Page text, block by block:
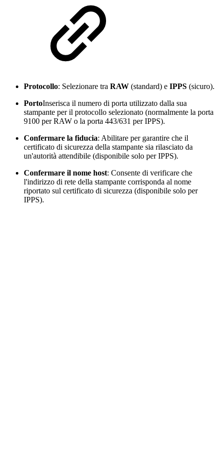
Protocollo: Selezionare tra RAW (standard) e IPPS (sicuro).
PortoInserisca il numero di porta utilizzato dalla sua
stampante per il protocollo selezionato (normalmente la porta
9100 per RAW o la porta 443/631 per IPPS).
Confermare la fiducia: Abilitare per garantire che il
certificato di sicurezza della stampante sia rilasciato da
un'autorità attendibile (disponibile solo per IPPS).
Confermare il nome host: Consente di verificare che
l'indirizzo di rete della stampante corrisponda al nome
riportato sul certificato di sicurezza (disponibile solo per
IPPS).